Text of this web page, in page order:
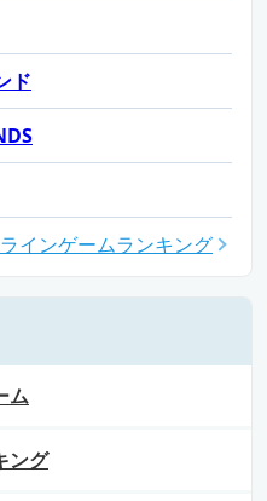
ド
インゲームランキング
ム
ング